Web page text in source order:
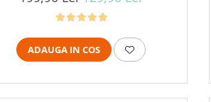
ADAUGA IN COS